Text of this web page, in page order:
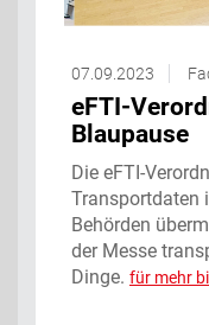
07.09.2023
eFTI-
Blaupause
Die eFTI-
Transportdaten
Behörden
der Messe
Dinge. für mehr